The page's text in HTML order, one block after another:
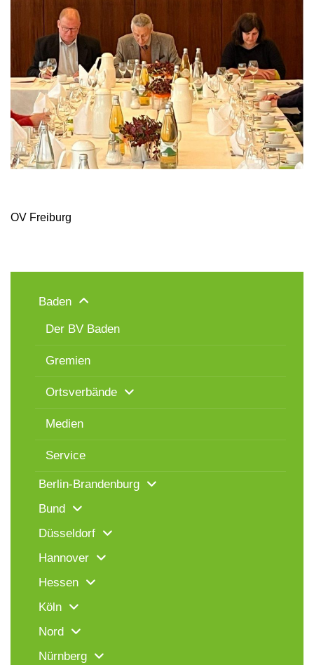
OV Freiburg
Baden
Der BV Baden
Gremien
Ortsverbände
Medien
Service
Berlin-Brandenburg
Bund
Düsseldorf
Hannover
Hessen
Köln
Nord
Nürnberg